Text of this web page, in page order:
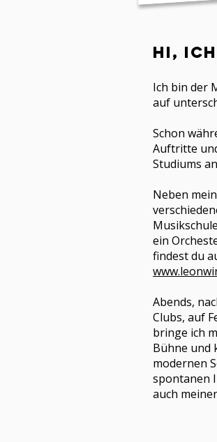
HI,
Ich bin der
auf
Schon
Auftritte
Studiums
Neben
ein
findest du
Abends,
Clubs, auf
bringe ich
Bühne und
modernen
spontanen
auch